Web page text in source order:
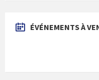
ÉVÉNEMENTS À